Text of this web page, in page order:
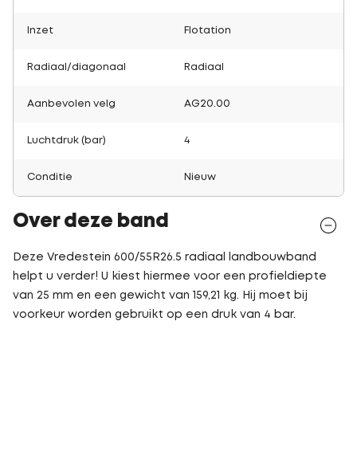
Inzet Flotation
Radiaal/diagonaal Radiaal
Aanbevolen velg AG20.00
Luchtdruk (bar) 4
Conditie Nieuw
Over deze band
Deze Vredestein 600/55R26.5 radiaal landbouwband
helpt u verder! U kiest hiermee voor een profieldiepte
van 25 mm en een gewicht van 159,21 kg. Hij moet bij
voorkeur worden gebruikt op een druk van 4 bar.